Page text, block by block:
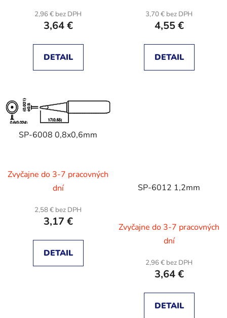
2,96 € bez DPH
3,64 €
DETAIL
3,70 € bez DPH
4,55 €
DETAIL
SP-6008 0,8x0,6mm
Zvyčajne do 3-7 pracovných
dní
2,58 € bez DPH
3,17 €
DETAIL
SP-6012 1,2mm
Zvyčajne do 3-7 pracovných
dní
2,96 € bez DPH
3,64 €
DETAIL